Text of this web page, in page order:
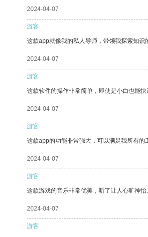
2024-04-07
游客
这款app就像我的私人导师，带领我探索知识
2024-04-07
游客
这款软件的操作非常简单，即使是小白也能快
2024-04-07
游客
这款app的功能非常强大，可以满足我所有的
2024-04-07
游客
这款游戏的音乐非常优美，听了让人心旷神怡
2024-04-07
游客